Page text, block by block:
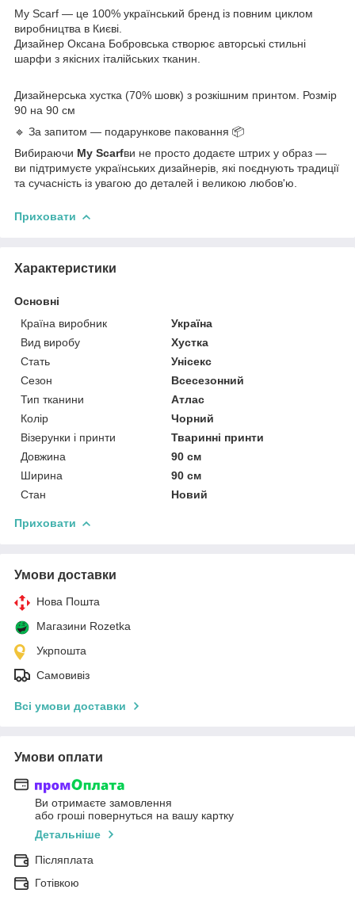
My Scarf — це 100% український бренд із повним циклом
виробництва в Києві.
Дизайнер Оксана Бобровська створює авторські стильні
шарфи з якісних італійських тканин.
Дизайнерська хустка (70% шовк) з розкішним принтом. Розмір
90 на 90 см
🔹 За запитом — подарункове паковання 📦
Вибираючи My Scarfви не просто додаєте штрих у образ —
ви підтримуєте українських дизайнерів, які поєднують традиції
та сучасність із увагою до деталей і великою любов'ю.
Приховати
Характеристики
Основні
Країна виробник
Україна
Вид виробу
Хустка
Стать
Унісекс
Сезон
Всесезонний
Тип тканини
Атлас
Колір
Чорний
Візерунки і принти
Тваринні принти
Довжина
90 см
Ширина
90 см
Стан
Новий
Приховати
Умови доставки
Нова Пошта
Магазини Rozetka
Укрпошта
Самовивіз
Всі умови доставки
Умови оплати
Ви отримаєте замовлення
або гроші повернуться на вашу картку
Детальніше
Післяплата
Готівкою